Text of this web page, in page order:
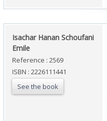
‎Isachar Hanan Schoufani
Emile‎
Reference : 2569
ISBN : 2226111441
See the book